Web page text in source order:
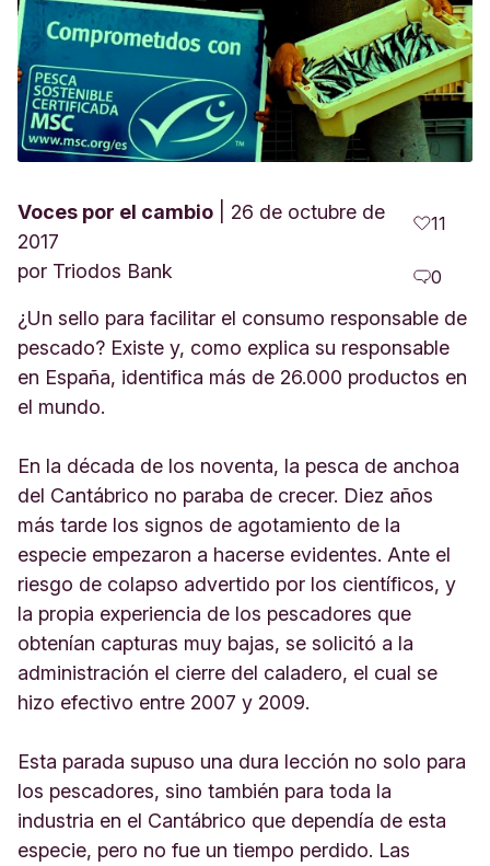
Voces por el cambio
26 de octubre de
2017
por Triodos Bank
11
0
¿Un sello para facilitar el consumo responsable de
pescado? Existe y, como explica su responsable
en España, identifica más de 26.000 productos en
el mundo.
En la década de los noventa, la pesca de anchoa
del Cantábrico no paraba de crecer. Diez años
más tarde los signos de agotamiento de la
especie empezaron a hacerse evidentes. Ante el
riesgo de colapso advertido por los científicos, y
la propia experiencia de los pescadores que
obtenían capturas muy bajas, se solicitó a la
administración el cierre del caladero, el cual se
hizo efectivo entre 2007 y 2009.
Esta parada supuso una dura lección no solo para
los pescadores, sino también para toda la
industria en el Cantábrico que dependía de esta
especie, pero no fue un tiempo perdido. Las